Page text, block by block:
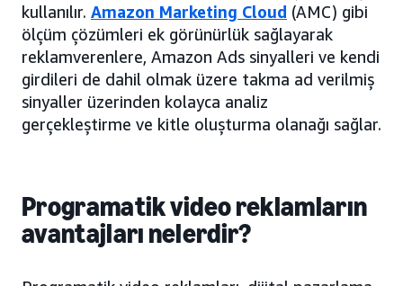
kullanılır. Amazon Marketing Cloud (AMC) gibi
ölçüm çözümleri ek görünürlük sağlayarak
reklamverenlere, Amazon Ads sinyalleri ve kendi
girdileri de dahil olmak üzere takma ad verilmiş
sinyaller üzerinden kolayca analiz
gerçekleştirme ve kitle oluşturma olanağı sağlar.
Programatik video reklamların
avantajları nelerdir?